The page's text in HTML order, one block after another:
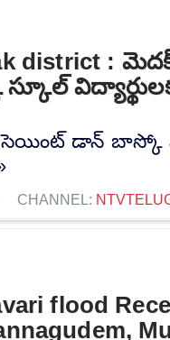
district :
సెయింట్ డాన్ బాస్కో
CHANNEL:
flood